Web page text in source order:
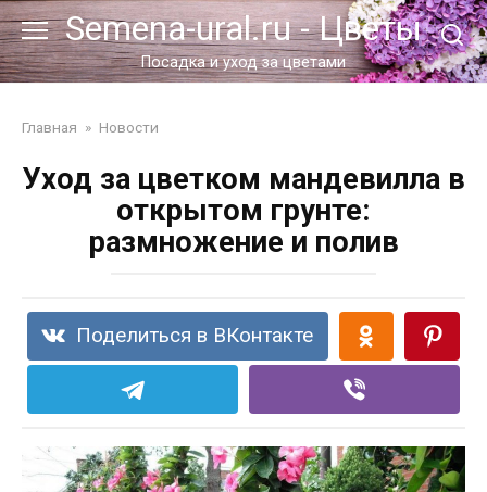
Перейти
к
контенту
Semena-ural.ru - Цветы
Посадка и уход за цветами
Главная » Новости
Уход за цветком мандевилла в
открытом грунте:
размножение и полив
Поделиться в ВКонтакте